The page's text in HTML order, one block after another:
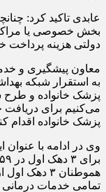
عابدی تاکید کرد:
بخش خصوصی یا مراکز
دولتی هزینه پرداخت
معاون پیشگیری و
به استقرار شبکه
پزشک خانواده و
می‌کنیم برای
پزشک خانواده اقدام
وی در ادامه با
هموطنان ۳
تمامی خدمات درمانی